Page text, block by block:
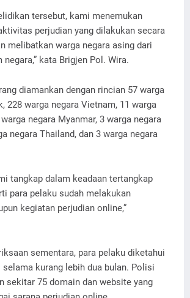
tersebut, kami menemukan
perjudian yang dilakukan secara
melibatkan warga negara asing dari
negara,” kata Brigjen Pol. Wira.
diamankan dengan rincian 57 warga
228 warga negara Vietnam, 11 warga
negara Myanmar, 3 warga negara
negara Thailand, dan 3 warga negara
tangkap dalam keadaan tertangkap
para pelaku sudah melakukan
kegiatan perjudian online,”
sementara, para pelaku diketahui
kurang lebih dua bulan. Polisi
sekitar 75 domain dan website yang